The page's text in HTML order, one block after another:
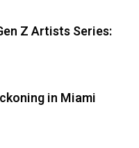
Z Artists Series:
in Miami